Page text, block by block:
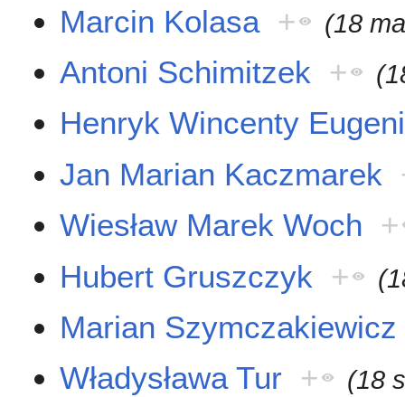
Marcin Kolasa + (18
Antoni Schimitzek +
Henryk Wincenty
Jan Marian Kaczmarek
Wiesław Marek Woch +
Hubert Gruszczyk +
Marian Szymczakiewicz
Władysława Tur + (18